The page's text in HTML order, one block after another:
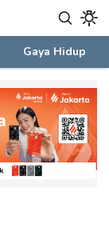
Gaya Hidup